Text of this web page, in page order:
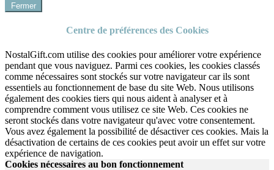
Fermer
Centre de préférences des Cookies
NostalGift.com utilise des cookies pour améliorer votre expérience
pendant que vous naviguez. Parmi ces cookies, les cookies classés
comme nécessaires sont stockés sur votre navigateur car ils sont
essentiels au fonctionnement de base du site Web. Nous utilisons
également des cookies tiers qui nous aident à analyser et à
comprendre comment vous utilisez ce site Web. Ces cookies ne
seront stockés dans votre navigateur qu'avec votre consentement.
Vous avez également la possibilité de désactiver ces cookies. Mais la
désactivation de certains de ces cookies peut avoir un effet sur votre
expérience de navigation.
Cookies nécessaires au bon fonctionnement